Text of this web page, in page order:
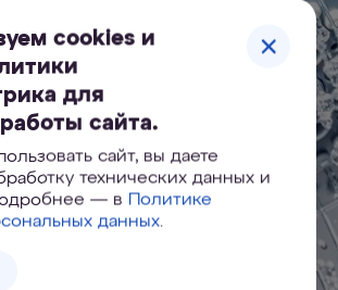
cookies и
для
сайта.
сайт, вы даете
технических данных и
— в Политике
данных.